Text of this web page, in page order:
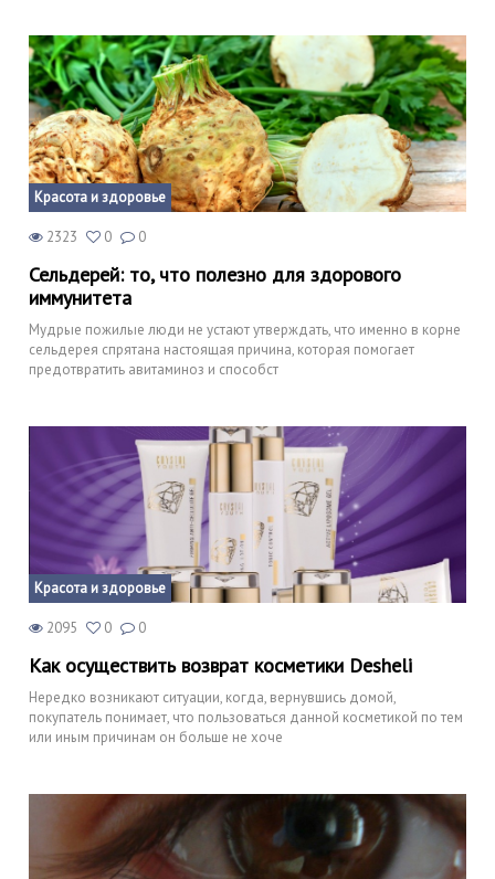
Красота и здоровье
2323 0 0
Сельдерей: то, что полезно для здорового
иммунитета
Мудрые пожилые люди не устают утверждать, что именно в корне
сельдерея спрятана настоящая причина, которая помогает
предотвратить авитаминоз и способст
Красота и здоровье
2095 0 0
Как осуществить возврат косметики Desheli
Нередко возникают ситуации, когда, вернувшись домой,
покупатель понимает, что пользоваться данной косметикой по тем
или иным причинам он больше не хоче